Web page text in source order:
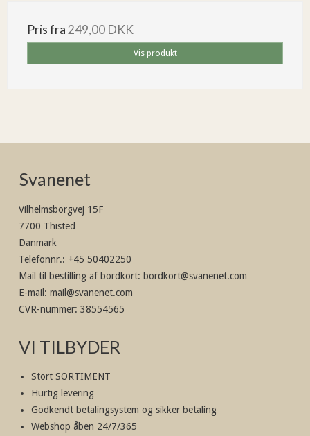
Pris fra 249,00 DKK
Vis produkt
Svanenet
Vilhelmsborgvej 15F
7700 Thisted
Danmark
Telefonnr.: +45 50402250
Mail til bestilling af bordkort: bordkort@svanenet.com
E-mail: mail@svanenet.com
CVR-nummer: 38554565
VI TILBYDER
Stort SORTIMENT
Hurtig levering
Godkendt betalingsystem og sikker betaling
Webshop åben 24/7/365